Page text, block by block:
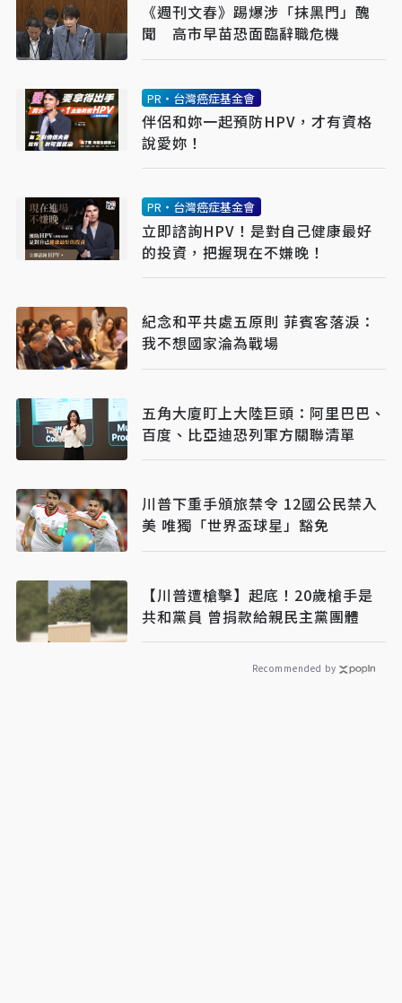
《週刊文春》踢爆涉「抹黑門」醜
聞 高市早苗恐面臨辭職危機
PR・台灣癌症基金會
伴侶和妳一起預防HPV，才有資格
說愛妳！
PR・台灣癌症基金會
立即諮詢HPV！是對自己健康最好
的投資，把握現在不嫌晚！
紀念和平共處五原則 菲賓客落淚：
我不想國家淪為戰場
五角大廈盯上大陸巨頭：阿里巴巴、
百度、比亞迪恐列軍方關聯清單
川普下重手頒旅禁令 12國公民禁入
美 唯獨「世界盃球星」豁免
【川普遭槍擊】起底！20歲槍手是
共和黨員 曾捐款給親民主黨團體
Recommended by